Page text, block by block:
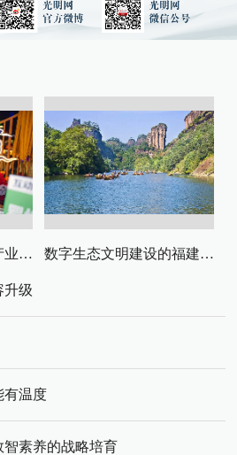
从票根经济到文旅全产业链升级 数字生态文明建设的福建路径与启示
升级
有温度
智素养的战略培育